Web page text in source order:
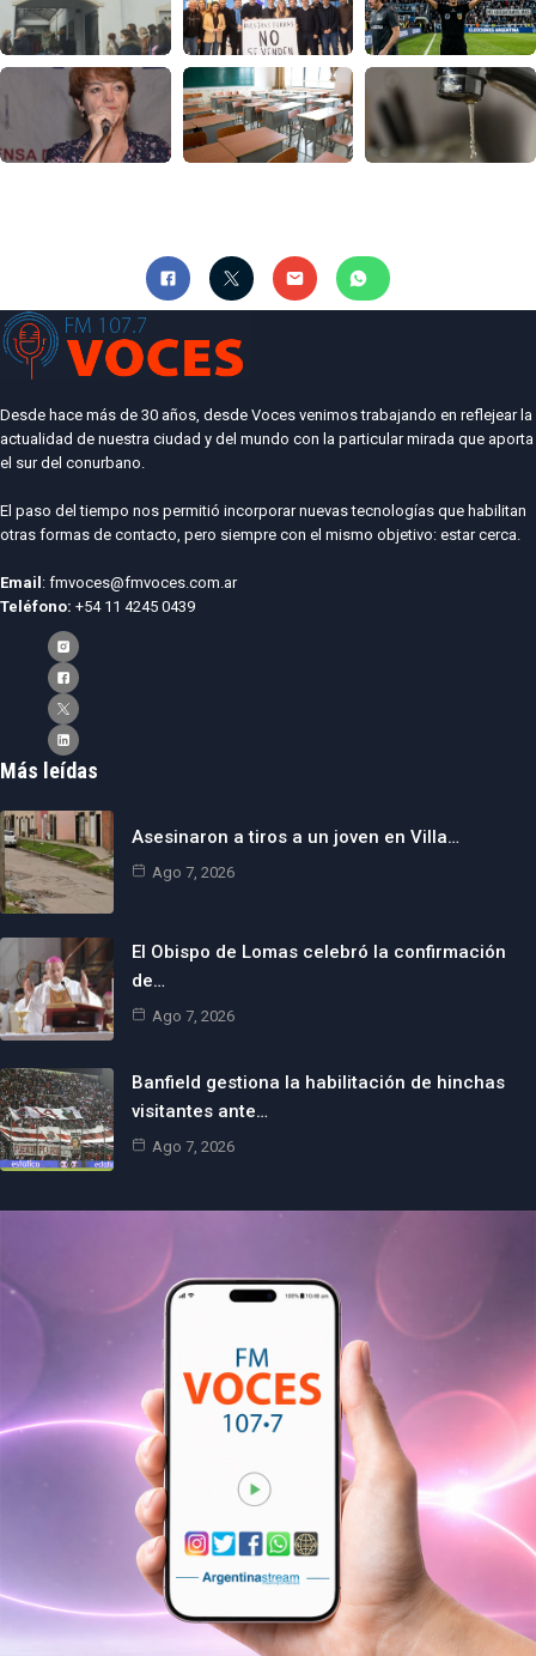
Desde hace más de 30 años, desde Voces venimos trabajando en reflejear la
actualidad de nuestra ciudad y del mundo con la particular mirada que aporta
el sur del conurbano.
El paso del tiempo nos permitió incorporar nuevas tecnologías que habilitan
otras formas de contacto, pero siempre con el mismo objetivo: estar cerca.
Email: fmvoces@fmvoces.com.ar
Teléfono: +54 11 4245 0439
Más leídas
Asesinaron a tiros a un joven en Villa…
Ago 7, 2026
El Obispo de Lomas celebró la confirmación
de…
Ago 7, 2026
Banfield gestiona la habilitación de hinchas
visitantes ante…
Ago 7, 2026